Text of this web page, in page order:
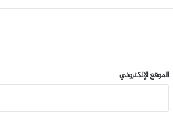
الموقع الإلكتروني